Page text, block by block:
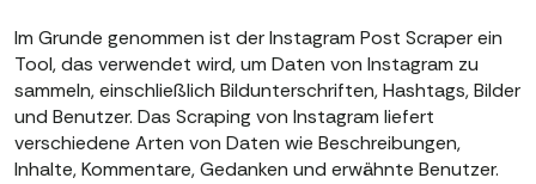
Im Grunde genommen ist der Instagram Post Scraper ein
Tool, das verwendet wird, um Daten von Instagram zu
sammeln, einschließlich Bildunterschriften, Hashtags, Bilder
und Benutzer. Das Scraping von Instagram liefert
verschiedene Arten von Daten wie Beschreibungen,
Inhalte, Kommentare, Gedanken und erwähnte Benutzer.